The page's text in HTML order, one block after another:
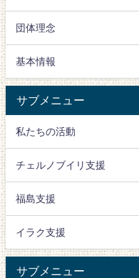
団体理念
基本情報
サブメニュー
私たちの活動
チェルノブイリ支援
福島支援
イラク支援
サブメニュー